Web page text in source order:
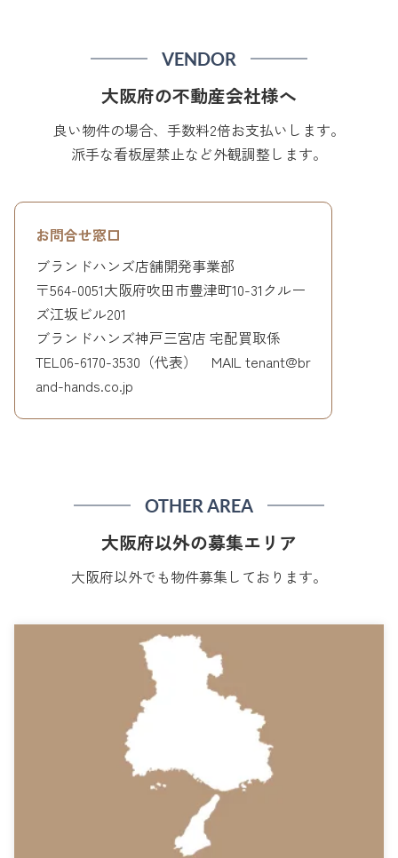
VENDOR
大阪府の不動産会社様へ
良い物件の場合、手数料2倍お支払いします。
派手な看板屋禁止など外観調整します。
お問合せ窓口
ブランドハンズ店舗開発事業部
〒564-0051大阪府吹田市豊津町10-31クルー
ズ江坂ビル201
ブランドハンズ神戸三宮店 宅配買取係
TEL06-6170-3530（代表） MAIL tenant@br
and-hands.co.jp
OTHER AREA
大阪府以外の募集エリア
大阪府以外でも物件募集しております。